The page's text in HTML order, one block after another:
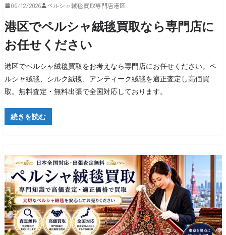
06/12/2026 ペルシャ絨毯買取専門店港区
港区でペルシャ絨毯買取なら専門店に
お任せください
港区でペルシャ絨毯買取をお考えなら専門店にお任せください。ペ
ルシャ絨毯、シルク絨毯、アンティーク絨毯を適正査定し高価買
取。無料査定・無料出張で全国対応しております。
続きを読む